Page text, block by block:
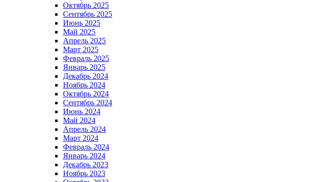
Октябрь 2025
Сентябрь 2025
Июнь 2025
Май 2025
Апрель 2025
Март 2025
Февраль 2025
Январь 2025
Декабрь 2024
Ноябрь 2024
Октябрь 2024
Сентябрь 2024
Июнь 2024
Май 2024
Апрель 2024
Март 2024
Февраль 2024
Январь 2024
Декабрь 2023
Ноябрь 2023